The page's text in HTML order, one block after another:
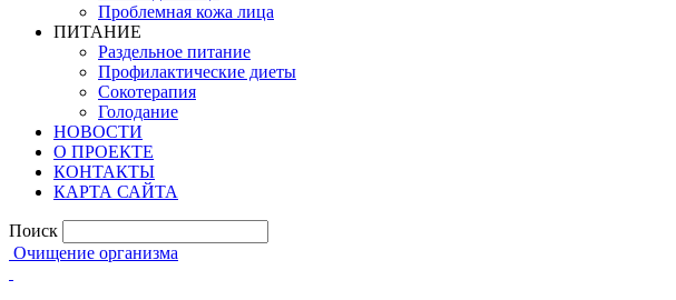
Проблемная кожа лица
ПИТАНИЕ
Раздельное питание
Профилактические диеты
Сокотерапия
Голодание
НОВОСТИ
О ПРОЕКТЕ
КОНТАКТЫ
КАРТА САЙТА
Поиск
Очищение организма